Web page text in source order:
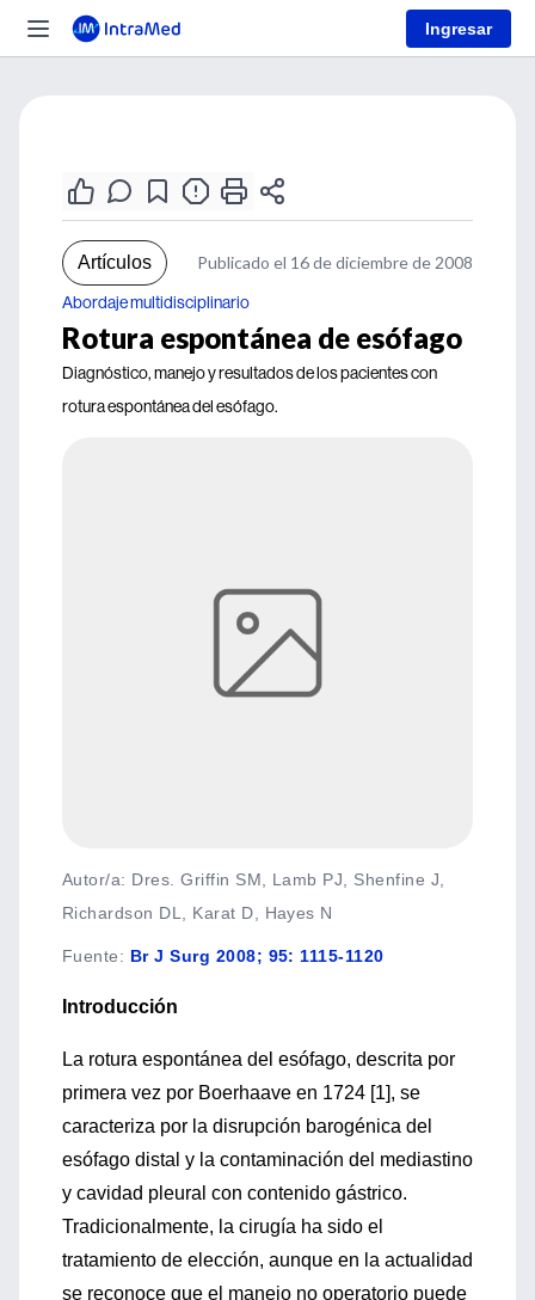
Ingresar
Artículos Publicado el 16 de diciembre de 2008
Abordaje multidisciplinario
Rotura espontánea de esófago
Diagnóstico, manejo y resultados de los pacientes con
rotura espontánea del esófago.
Autor/a: Dres. Griffin SM, Lamb PJ, Shenfine J,
Richardson DL, Karat D, Hayes N
Fuente: Br J Surg 2008; 95: 1115-1120
Introducción
La rotura espontánea del esófago, descrita por
primera vez por Boerhaave en 1724 [1], se
caracteriza por la disrupción barogénica del
esófago distal y la contaminación del mediastino
y cavidad pleural con contenido gástrico.
Tradicionalmente, la cirugía ha sido el
tratamiento de elección, aunque en la actualidad
se reconoce que el manejo no operatorio puede